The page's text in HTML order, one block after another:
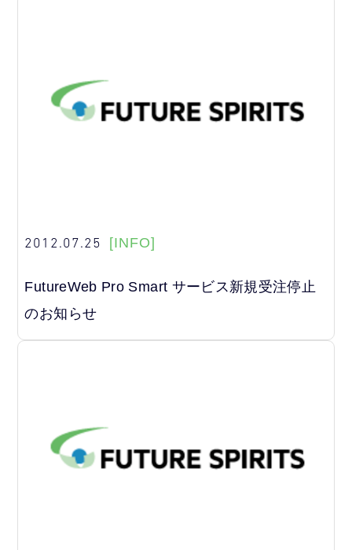
2012.07.25 [INFO]
FutureWeb Pro Smart サービス新規受注停止
のお知らせ